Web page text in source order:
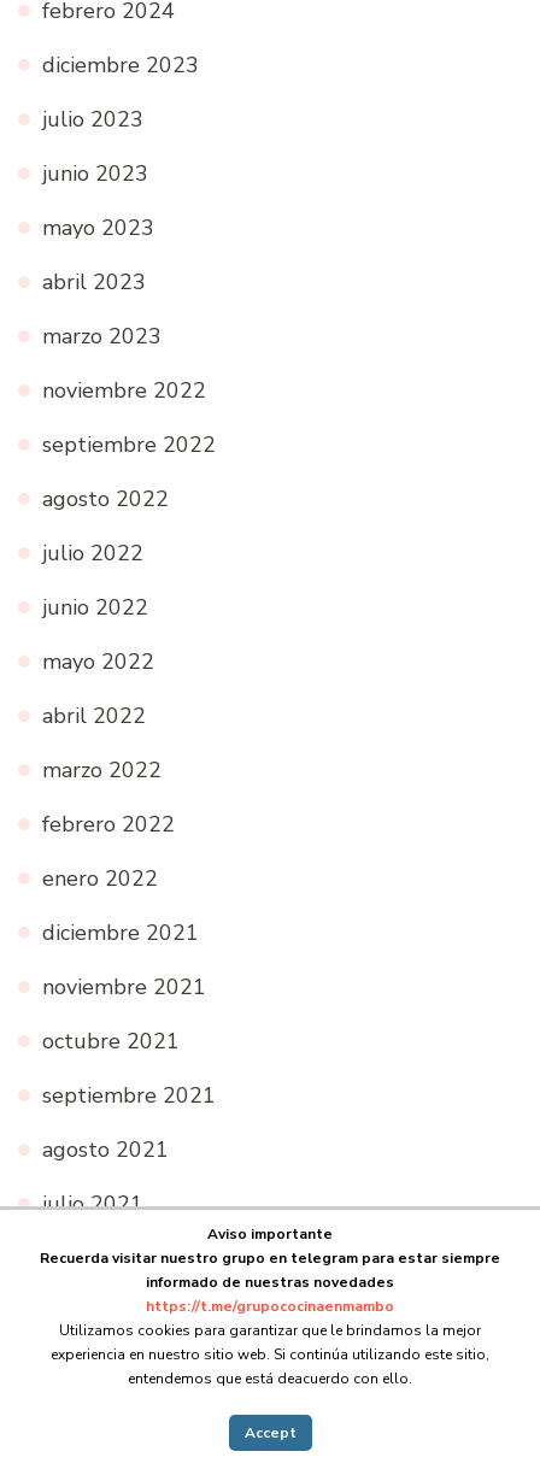
febrero 2024
diciembre 2023
julio 2023
junio 2023
mayo 2023
abril 2023
marzo 2023
noviembre 2022
septiembre 2022
agosto 2022
julio 2022
junio 2022
mayo 2022
abril 2022
marzo 2022
febrero 2022
enero 2022
diciembre 2021
noviembre 2021
octubre 2021
septiembre 2021
agosto 2021
julio 2021
junio 2021
mayo 2021
abril 2021
Aviso importante
Recuerda visitar nuestro grupo en telegram para estar siempre
informado de nuestras novedades
https://t.me/grupococinaenmambo
Utilizamos cookies para garantizar que le brindamos la mejor
experiencia en nuestro sitio web. Si continúa utilizando este sitio,
entendemos que está deacuerdo con ello.
Accept